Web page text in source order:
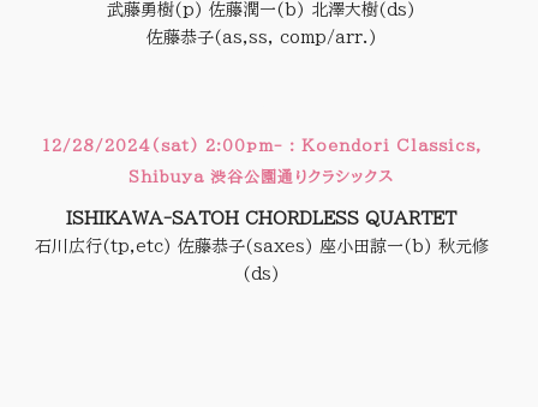
武藤勇樹(p) 佐藤潤一(b) 北澤大樹(ds)
佐藤恭子(as,ss, comp/arr.)
12/28/2024(sat) 2:00pm- : Koendori Classics,
Shibuya 渋谷公園通りクラシックス
ISHIKAWA-SATOH CHORDLESS QUARTET
石川広行(tp,etc) 佐藤恭子(saxes) 座小田諒一(b) 秋元修
(ds)